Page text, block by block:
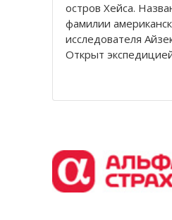
остров Хейса.
фамилии
исследователя
Открыт
широты, в самых